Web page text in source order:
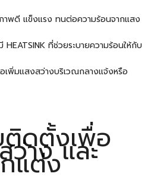
พดี แข็งแรง ทนต่อความร้อนจากแสง
HEATSINK ที่ช่วยระบายความร้อนให้กับ
เพิ่มแสงสว่างบริเวณกลางแจ้งหรือ
ติดตั้งเพื่อ
ว่าง และ
แต่ง